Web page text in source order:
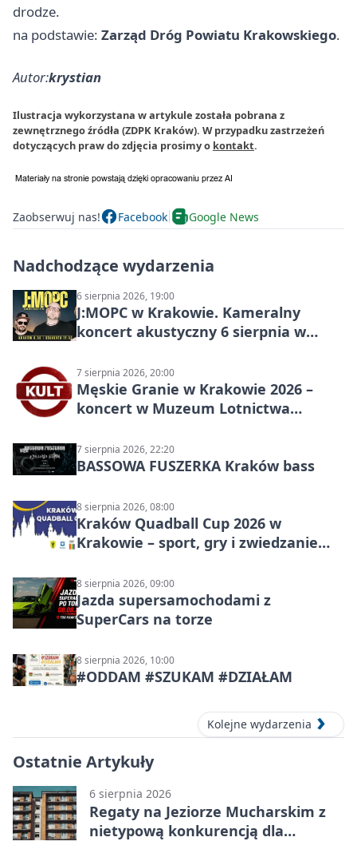
drodze.
na podstawie: Zarząd Dróg Powiatu Krakowskiego.
Autor:krystian
Ilustracja wykorzystana w artykule została pobrana z
zewnętrznego źródła (ZDPK Kraków). W przypadku zastrzeżeń
dotyczących praw do zdjęcia prosimy o kontakt.
Zaobserwuj nas! Facebook Google News
Nadchodzące wydarzenia
6 sierpnia 2026, 19:00
J:МОРС w Krakowie. Kameralny
koncert akustyczny 6 sierpnia w
7 sierpnia 2026, 20:00
Męskie Granie w Krakowie 2026 –
koncert w Muzeum Lotnictwa
7 sierpnia 2026, 22:20
BASSOWA FUSZERKA Kraków bass
8 sierpnia 2026, 08:00
Kraków Quadball Cup 2026 w
Krakowie – sport, gry i zwiedzanie
8 sierpnia 2026, 09:00
Jazda supersamochodami z
SuperCars na torze
8 sierpnia 2026, 10:00
#ODDAM #SZUKAM #DZIAŁAM
Kolejne wydarzenia
Ostatnie Artykuły
6 sierpnia 2026
Regaty na Jeziorze Mucharskim z
nietypową konkurencją dla